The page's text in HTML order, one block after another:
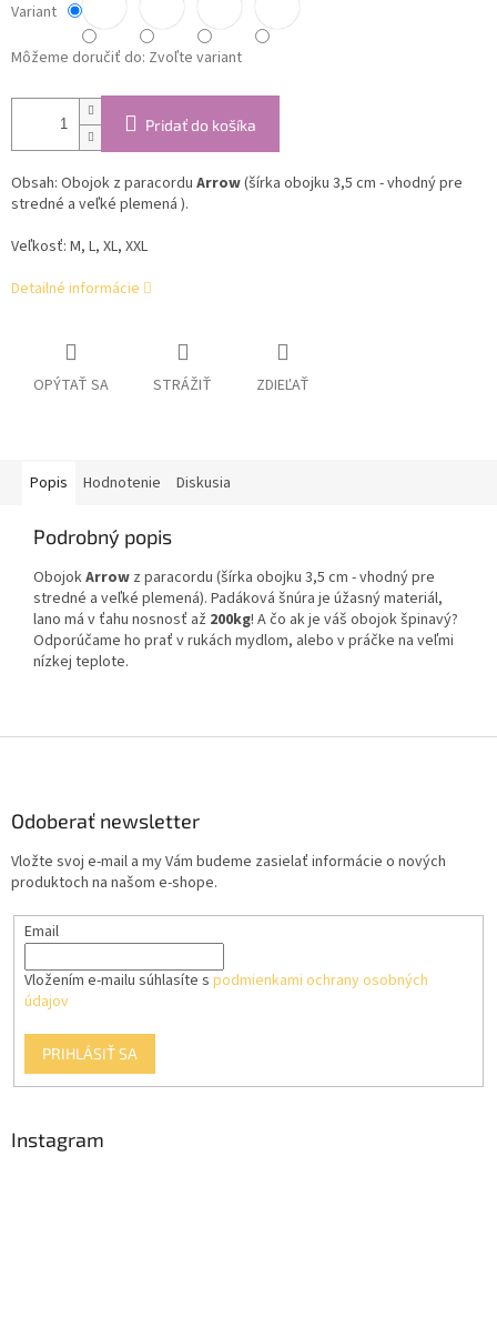
Variant
Môžeme doručiť do: Zvoľte variant
Pridať do košíka
Obsah: Obojok z paracordu Arrow(šírka obojku 3,5 cm - vhodný pre
stredné a veľké plemená ).
Veľkosť: M, L, XL, XXL
Detailné informácie
OPÝTAŤ SA STRÁŽIŤ ZDIEĽAŤ
Popis Hodnotenie Diskusia
Podrobný popis
ObojokArrow z paracordu (šírka obojku 3,5 cm - vhodný pre
stredné a veľké plemená). Padáková šnúra je úžasný materiál,
lano má v ťahu nosnosť až 200kg! A čo ak je váš obojok špinavý?
Odporúčame ho prať v rukách mydlom, alebo v práčke na veľmi
nízkej teplote.
Odoberať newsletter
Vložte svoj e-mail a my Vám budeme zasielať informácie o nových
produktoch na našom e-shope.
Email
Vložením e-mailu súhlasíte s podmienkami ochrany osobných
údajov
PRIHLÁSIŤ SA
Instagram